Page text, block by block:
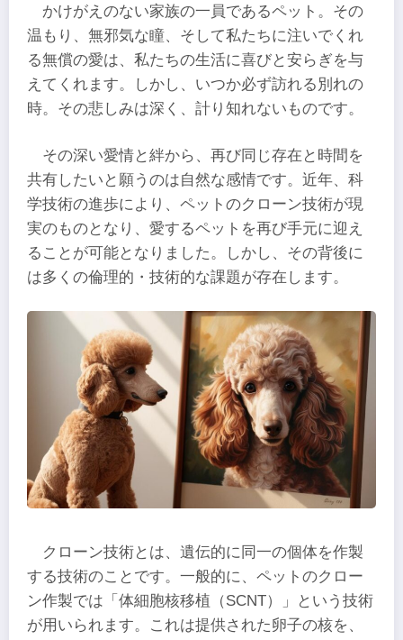
かけがえのない家族の一員であるペット。その
温もり、無邪気な瞳、そして私たちに注いでくれ
る無償の愛は、私たちの生活に喜びと安らぎを与
えてくれます。しかし、いつか必ず訪れる別れの
時。その悲しみは深く、計り知れないものです。
その深い愛情と絆から、再び同じ存在と時間を
共有したいと願うのは自然な感情です。近年、科
学技術の進歩により、ペットのクローン技術が現
実のものとなり、愛するペットを再び手元に迎え
ることが可能となりました。しかし、その背後に
は多くの倫理的・技術的な課題が存在します。
クローン技術とは、遺伝的に同一の個体を作製
する技術のことです。一般的に、ペットのクロー
ン作製では「体細胞核移植（SCNT）」という技術
が用いられます。これは提供された卵子の核を、